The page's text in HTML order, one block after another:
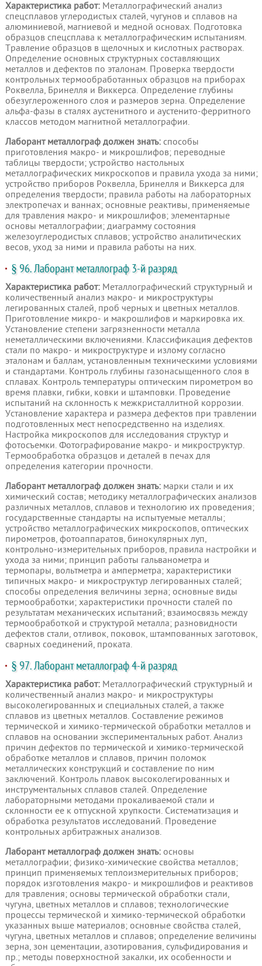
Характеристика работ:Металлографический анализ
спецсплавов углеродистых сталей, чугунов и сплавов на
алюминиевой, магниевой и медной основах. Подготовка
образцов спецсплава к металлографическим испытаниям.
Травление образцов в щелочных и кислотных растворах.
Определение основных структурных составляющих
металлов и дефектов по эталонам. Проверка твердости
контрольных термообработанных образцов на приборах
Роквелла, Бринелля и Виккерса. Определение глубины
обезуглероженного слоя и размеров зерна. Определение
альфа-фазы в сталях аустенитного и аустенито-ферритного
классов методом магнитной металлографии.
Лаборант металлограф должен знать:способы
приготовления макро- и микрошлифов; переводные
таблицы твердости; устройство настольных
металлографических микроскопов и правила ухода за ними;
устройство приборов Роквелла, Бринелля и Виккерса для
определения твердости; правила работы на лабораторных
электропечах и ваннах; основные реактивы, применяемые
для травления макро- и микрошлифов; элементарные
основы металлографии; диаграмму состояния
железоуглеродистых сплавов; устройство аналитических
весов, уход за ними и правила работы на них.
§ 96. Лаборант металлограф 3-й разряд
Характеристика работ:Металлографический структурный и
количественный анализ макро- и микроструктуры
легированных сталей, проб черных и цветных металлов.
Приготовление микро- и макрошлифов и маркировка их.
Установление степени загрязненности металла
неметаллическими включениями. Классификация дефектов
стали по макро- и микроструктуре и излому согласно
эталонам и баллам, установленным техническими условиями
и стандартами. Контроль глубины газонасыщенного слоя в
сплавах. Контроль температуры оптическим пирометром во
время плавки, гибки, ковки и штамповки. Проведение
испытаний на склонность к межкристаллитной коррозии.
Установление характера и размера дефектов при травлении
подготовленных мест непосредственно на изделиях.
Настройка микроскопов для исследования структур и
фотосъемки. Фотографирование макро- и микроструктур.
Термообработка образцов и деталей в печах для
определения категории прочности.
Лаборант металлограф должен знать:марки стали и их
химический состав; методику металлографических анализов
различных металлов, сплавов и технологию их проведения;
государственные стандарты на испытуемые металлы;
устройство металлографических микроскопов, оптических
пирометров, фотоаппаратов, бинокулярных луп,
контрольно-измерительных приборов, правила настройки и
ухода за ними; принцип работы гальванометра и
термопары, вольтметра и амперметра; характеристики
типичных макро- и микроструктур легированных сталей;
способы определения величины зерна; основные виды
термообработки; характеристики прочности сталей по
результатам механических испытаний; взаимосвязь между
термообработкой и структурой металла; разновидности
дефектов стали, отливок, поковок, штампованных заготовок,
сварных соединений, проката.
§ 97. Лаборант металлограф 4-й разряд
Характеристика работ:Металлографический структурный и
количественный анализ макро- и микроструктуры
высоколегированных и специальных сталей, а также
сплавов из цветных металлов. Составление режимов
термической и химико-термической обработки металлов и
сплавов на основании экспериментальных работ. Анализ
причин дефектов по термической и химико-термической
обработке металлов и сплавов, причин поломок
металлических конструкций и составление по ним
заключений. Контроль плавок высоколегированных и
инструментальных сплавов сталей. Определение
лабораторными методами прокаливаемой стали и
склонности ее к отпускной хрупкости. Систематизация и
обработка результатов исследований. Проведение
контрольных арбитражных анализов.
Лаборант металлограф должен знать:основы
металлографии; физико-химические свойства металлов;
принцип применяемых теплоизмерительных приборов;
порядок изготовления макро- и микрошлифов и реактивов
для травления; основы термической обработки стали,
чугуна, цветных металлов и сплавов; технологические
процессы термической и химико-термической обработки
указанных выше материалов; основные свойства сталей,
чугуна, цветных металлов и сплавов; определение величины
зерна, зон цементации, азотирования, сульфидирования и
пр.; методы поверхностной закалки, их особенности и